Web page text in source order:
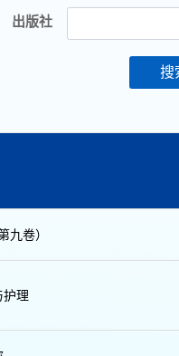
出版社
搜
九卷）
护理